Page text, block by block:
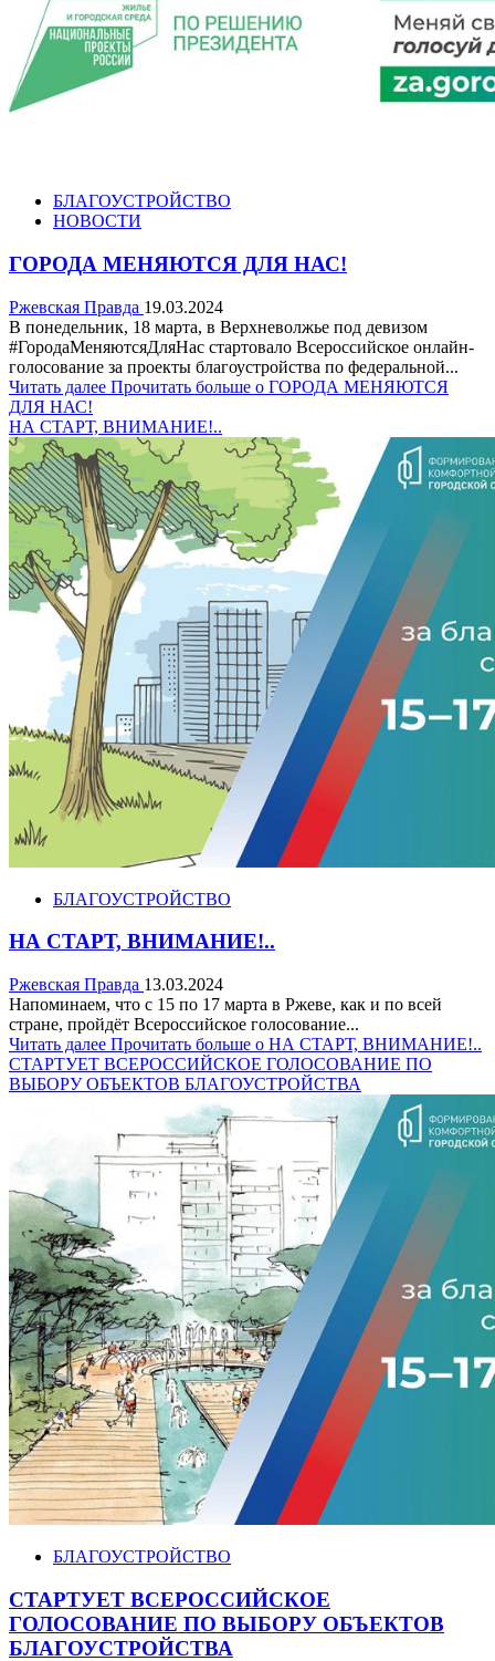
БЛАГОУСТРОЙСТВО
НОВОСТИ
ГОРОДА МЕНЯЮТСЯ ДЛЯ НАС!
Ржевская Правда 19.03.2024
В понедельник, 18 марта, в Верхневолжье под девизом
#ГородаМеняютсяДляНас стартовало Всероссийское онлайн-
голосование за проекты благоустройства по федеральной...
Читать далее Прочитать больше о ГОРОДА МЕНЯЮТСЯ
ДЛЯ НАС!
НА СТАРТ, ВНИМАНИЕ!..
БЛАГОУСТРОЙСТВО
НА СТАРТ, ВНИМАНИЕ!..
Ржевская Правда 13.03.2024
Напоминаем, что с 15 по 17 марта в Ржеве, как и по всей
стране, пройдёт Всероссийское голосование...
Читать далее Прочитать больше о НА СТАРТ, ВНИМАНИЕ!..
СТАРТУЕТ ВСЕРОССИЙСКОЕ ГОЛОСОВАНИЕ ПО
ВЫБОРУ ОБЪЕКТОВ БЛАГОУСТРОЙСТВА
БЛАГОУСТРОЙСТВО
СТАРТУЕТ ВСЕРОССИЙСКОЕ
ГОЛОСОВАНИЕ ПО ВЫБОРУ ОБЪЕКТОВ
БЛАГОУСТРОЙСТВА